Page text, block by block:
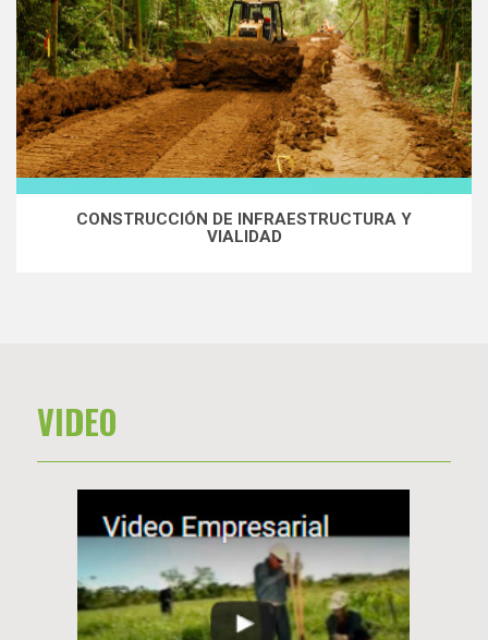
CONSTRUCCIÓN DE INFRAESTRUCTURA Y
VIALIDAD
VIDEO